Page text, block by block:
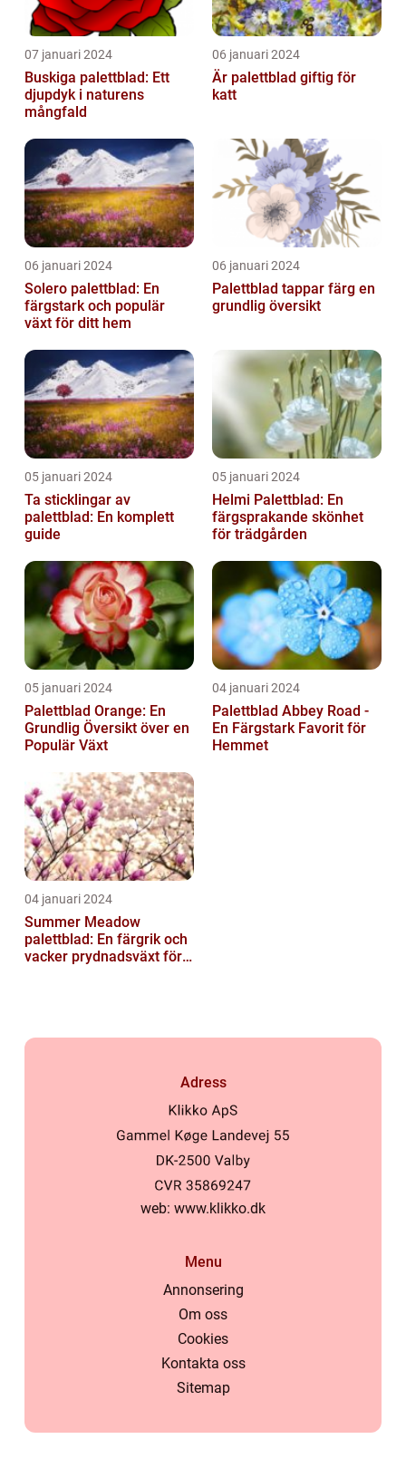
07 januari 2024
Buskiga palettblad: Ett
djupdyk i naturens
mångfald
06 januari 2024
Är palettblad giftig för
katt
06 januari 2024
Solero palettblad: En
färgstark och populär
växt för ditt hem
06 januari 2024
Palettblad tappar färg en
grundlig översikt
05 januari 2024
Ta sticklingar av
palettblad: En komplett
guide
05 januari 2024
Helmi Palettblad: En
färgsprakande skönhet
för trädgården
05 januari 2024
Palettblad Orange: En
Grundlig Översikt över en
Populär Växt
04 januari 2024
Palettblad Abbey Road -
En Färgstark Favorit för
Hemmet
04 januari 2024
Summer Meadow
palettblad: En färgrik och
vacker prydnadsväxt för
Adress
web: www.klikko.dk
Menu
Annonsering
Om oss
Cookies
Kontakta oss
Sitemap